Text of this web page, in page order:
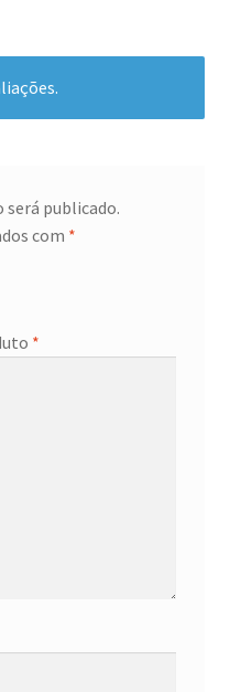
será publicado.
com *
*